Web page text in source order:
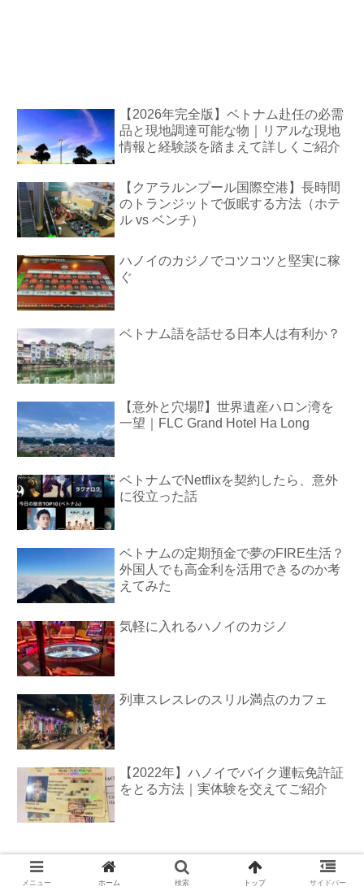
【2026年完全版】ベトナム赴任の必需
品と現地調達可能な物｜リアルな現地
情報と経験談を踏まえて詳しくご紹介
【クアラルンプール国際空港】長時間
のトランジットで仮眠する方法（ホテ
ル vs ベンチ）
ハノイのカジノでコツコツと堅実に稼
ぐ
ベトナム語を話せる日本人は有利か？
【意外と穴場⁉︎】世界遺産ハロン湾を
一望｜FLC Grand Hotel Ha Long
ベトナムでNetflixを契約したら、意外
に役立った話
ベトナムの定期預金で夢のFIRE生活？
外国人でも高金利を活用できるのか考
えてみた
気軽に入れるハノイのカジノ
列車スレスレのスリル満点のカフェ
【2022年】ハノイでバイク運転免許証
をとる方法｜実体験を交えてご紹介
メニュー ホーム 検索 トップ サイドバー